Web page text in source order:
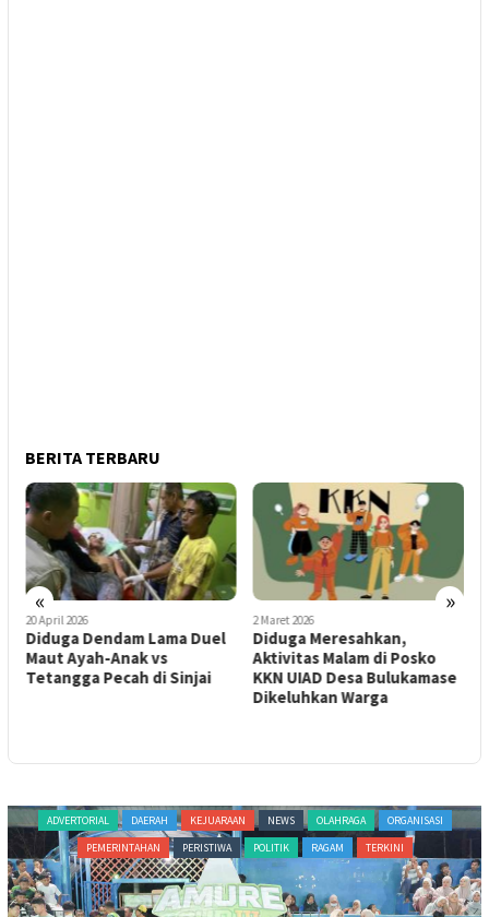
BERITA TERBARU
« »
20 April 2026
Diduga Dendam Lama Duel
Maut Ayah-Anak vs
Tetangga Pecah di Sinjai
2 Maret 2026
Diduga Meresahkan,
Aktivitas Malam di Posko
KKN UIAD Desa Bulukamase
Dikeluhkan Warga
ADVERTORIAL DAERAH NASIONAL NEWS ORGANISASI PERISTIWA
POLITIK
RAGAM
TERKINI